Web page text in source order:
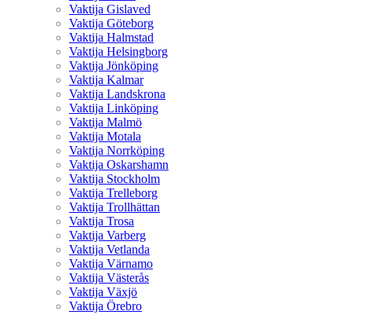
Vaktija Gislaved
Vaktija Göteborg
Vaktija Halmstad
Vaktija Helsingborg
Vaktija Jönköping
Vaktija Kalmar
Vaktija Landskrona
Vaktija Linköping
Vaktija Malmö
Vaktija Motala
Vaktija Norrköping
Vaktija Oskarshamn
Vaktija Stockholm
Vaktija Trelleborg
Vaktija Trollhättan
Vaktija Trosa
Vaktija Varberg
Vaktija Vetlanda
Vaktija Värnamo
Vaktija Västerås
Vaktija Växjö
Vaktija Örebro